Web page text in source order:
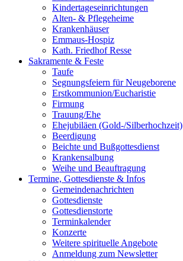
Kindertageseinrichtungen
Alten- & Pflegeheime
Krankenhäuser
Emmaus-Hospiz
Kath. Friedhof Resse
Sakramente & Feste
Taufe
Segnungsfeiern für Neugeborene
Erstkommunion/Eucharistie
Firmung
Trauung/Ehe
Ehejubiläen (Gold-/Silberhochzeit)
Beerdigung
Beichte und Bußgottesdienst
Krankensalbung
Weihe und Beauftragung
Termine, Gottesdienste & Infos
Gemeindenachrichten
Gottesdienste
Gottesdienstorte
Terminkalender
Konzerte
Weitere spirituelle Angebote
Anmeldung zum Newsletter